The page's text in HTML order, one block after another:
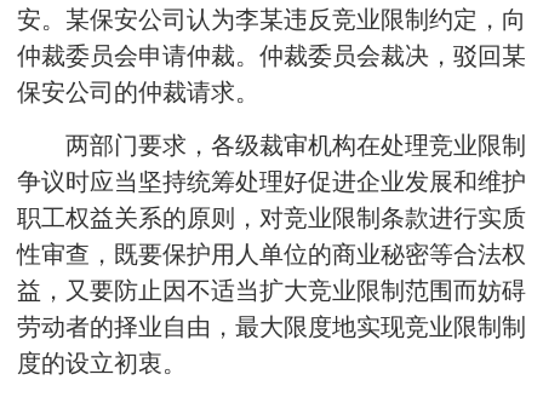
安。某保安公司认为李某违反竞业限制约定，向
仲裁委员会申请仲裁。仲裁委员会裁决，驳回某
保安公司的仲裁请求。
两部门要求，各级裁审机构在处理竞业限制
争议时应当坚持统筹处理好促进企业发展和维护
职工权益关系的原则，对竞业限制条款进行实质
性审查，既要保护用人单位的商业秘密等合法权
益，又要防止因不适当扩大竞业限制范围而妨碍
劳动者的择业自由，最大限度地实现竞业限制制
度的设立初衷。